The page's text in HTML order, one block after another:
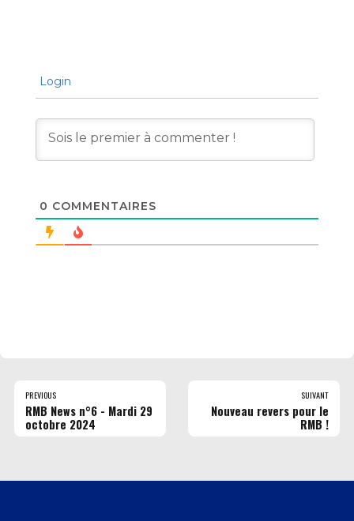
Login
0 COMMENTAIRES
PREVIOUS
RMB News n°6 - Mardi 29
octobre 2024
SUIVANT
Nouveau revers pour le
RMB !